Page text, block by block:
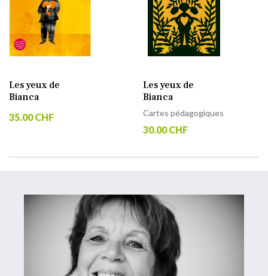
Les yeux de
Bianca
35.00 CHF
Les yeux de
Bianca
Cartes pédagogiques
30.00 CHF